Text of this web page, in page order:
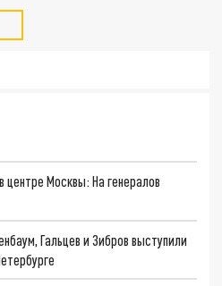
Москвы: На генералов
Гальцев и Зибров выступили